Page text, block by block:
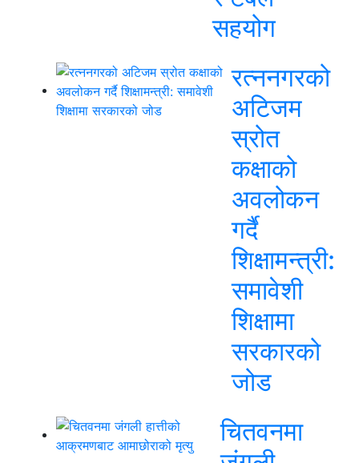
सहयोग
रत्ननगरको
अटिजम
स्रोत
कक्षाको
अवलोकन
गर्दै
शिक्षामन्त्री:
समावेशी
शिक्षामा
सरकारको
जोड
चितवनमा